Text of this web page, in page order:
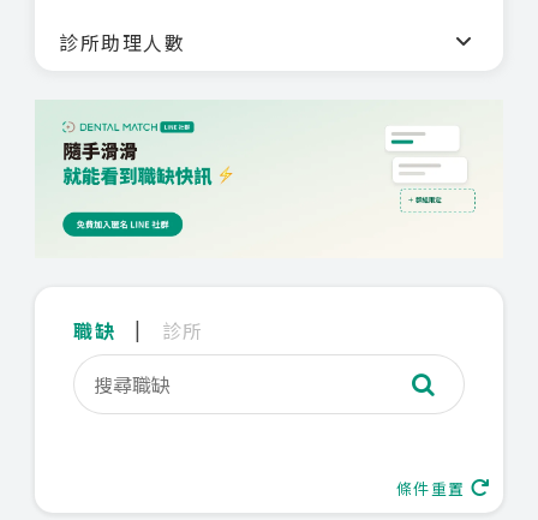
職缺 | 診所
條件重置
診所助理人數